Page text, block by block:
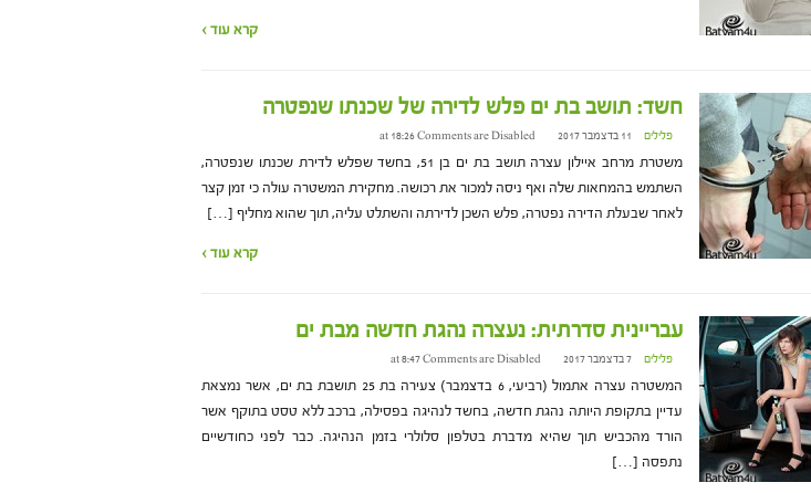
קרא עוד ›
חשד: תושב בת ים פלש לדירה של שכנתו שנפטרה
פלילים 11 בדצמבר 2017 at 18:26 Comments are Disabled
משטרת מרחב איילון עצרה תושב בת ים בן 51, בחשד שפלש לדירת שכנתו שנפטרה,
השתמש בהמחאות שלה ואף ניסה למכור את רכושה. מחקירת המשטרה עולה כי זמן קצר
לאחר שבעלת הדירה נפטרה, פלש השכן לדירתה והשתלט עליה, תוך שהוא מחליף […]
קרא עוד ›
עבריינית סדרתית: נעצרה נהגת חדשה מבת ים
פלילים 7 בדצמבר 2017 at 8:47 Comments are Disabled
המשטרה עצרה אתמול (רביעי, 6 בדצמבר) צעירה בת 25 תושבת בת ים, אשר נמצאת
עדיין בתקופת היותה נהגת חדשה, בחשד לנהיגה בפסילה, ברכב ללא טסט בתוקף אשר
הורד מהכביש תוך שהיא מדברת בטלפון סלולרי בזמן הנהיגה. כבר לפני כחודשיים
נתפסה […]